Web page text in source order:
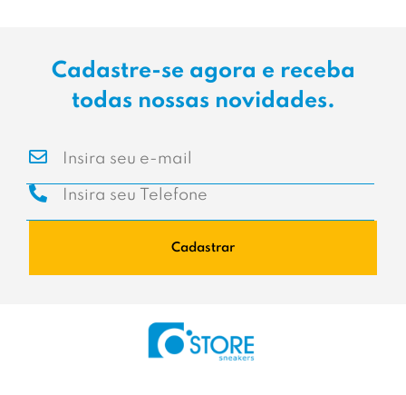
Cadastre-se agora e receba
todas nossas novidades.
Cadastrar